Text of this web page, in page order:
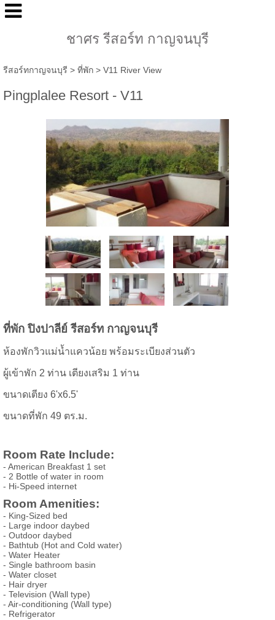
ชาศร รีสอร์ท กาญจนบุรี
รีสอร์ทกาญจนบุรี > ที่พัก> V11 River View
Pingplalee Resort - V11
ที่พัก ปิงปาลีย์ รีสอร์ท กาญจนบุรี
ห้องพักวิวแม่น้ำแควน้อย พร้อมระเบียงส่วนตัว
ผู้เข้าพัก 2 ท่าน เตียงเสริม 1 ท่าน
ขนาดเตียง 6'x6.5'
ขนาดที่พัก 49 ตร.ม.
Room Rate Include:
- American Breakfast 1 set
- 2 Bottle of water in room
- Hi-Speed internet
Room Amenities:
- King-Sized bed
- Large indoor daybed
- Outdoor daybed
- Bathtub (Hot and Cold water)
- Water Heater
- Single bathroom basin
- Water closet
- Hair dryer
- Television (Wall type)
- Air-conditioning (Wall type)
- Refrigerator